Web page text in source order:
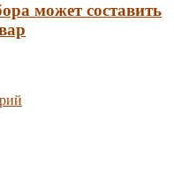
может составить